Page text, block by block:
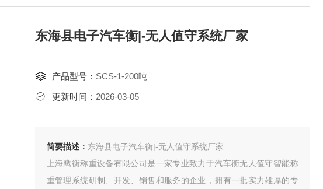
东海县电子汽车衡|-无人值守系统厂家
产品型号： SCS-1-200吨
更新时间： 2026-03-05
简要描述： 东海县电子汽车衡|-无人值守系统厂家
上海鹰衡称重设备有限公司是一家专业致力于汽车衡无人值守智能称
重管理系统研制、开发、销售和服务的企业，拥有一批实力雄厚的专